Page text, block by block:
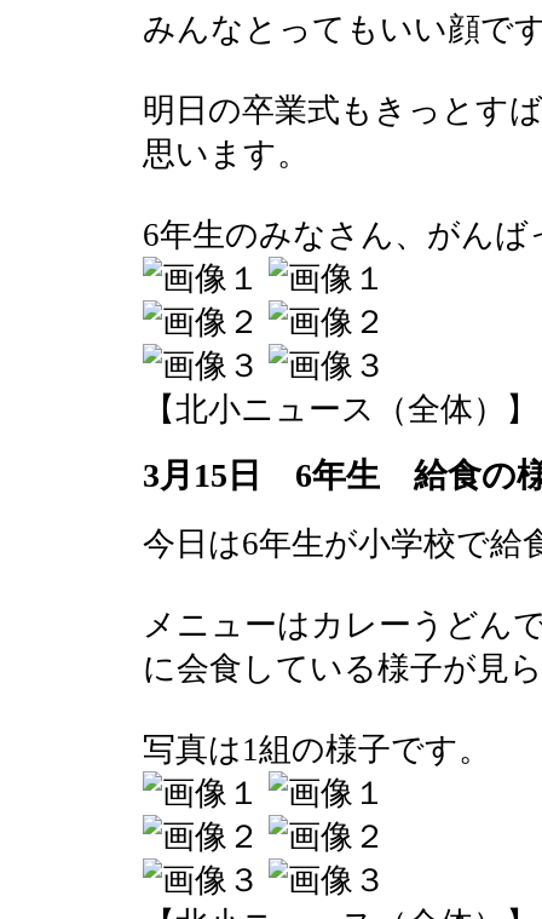
みんなとってもいい顔で
明日の卒業式もきっとす
思います。
6年生のみなさん、がん
【北小ニュース（全体）
3月15日 6年生 給食の
今日は6年生が小学校で給
メニューはカレーうどん
に会食している様子が見
写真は1組の様子です。